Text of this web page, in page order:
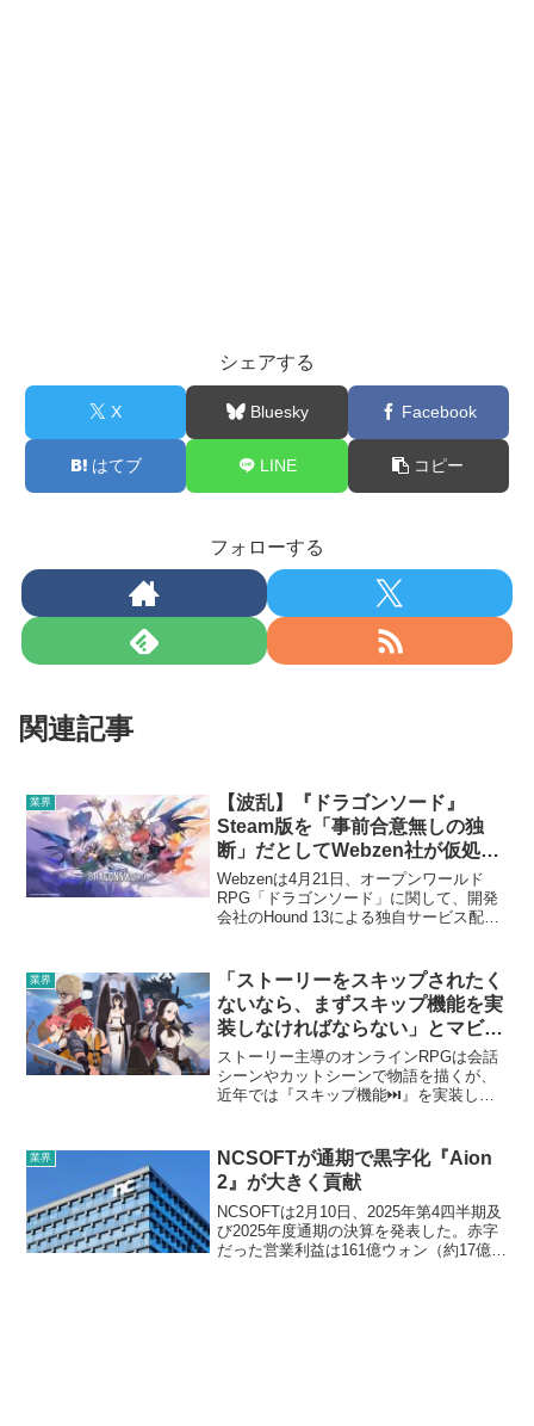
シェアする
X Bluesky Facebook
はてブ LINE コピー
フォローする
関連記事
業界
【波乱】『ドラゴンソード』
Steam版を「事前合意無しの独
断」だとしてWebzen社が仮処分
を申請。法的措置で配信差し止め
か？
Webzenは4月21日、オープンワールド
RPG「ドラゴンソード」に関して、開発
会社のHound 13による独自サービス配信
ッシング契約は依然として有効で、
Stea...
業界
「ストーリーをスキップされたく
ないなら、まずスキップ機能を実
装しなければならない」とマビノ
ギモバイル開発者
ストーリー主導のオンラインRPGは会話
シーンやカットシーンで物語を描くが、
近年では『スキップ機能⏭️』を実装して
ストの作り方MMORPG「マビノギモバイ
ル」を開発するd...
業界
NCSOFTが通期で黒字化『Aion
2』が大きく貢献
NCSOFTは2月10日、2025年第4四半期及
び2025年度通期の決算を発表した。赤字
だった営業利益は161億ウォン（約17億